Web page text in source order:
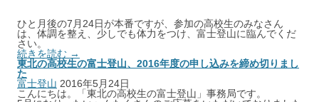
ひと月後の7月24日が本番ですが、参加の高校生のみなさん
は、体調を整え、少しでも体力をつけ、富士登山に臨んでくだ
さい。
続きを読む →
東北の高校生の富士登山、2016年度の申し込みを締め切りまし
た
富士登山 2016年5月24日
こんにちは。「東北の高校生の富士登山」事務局です。